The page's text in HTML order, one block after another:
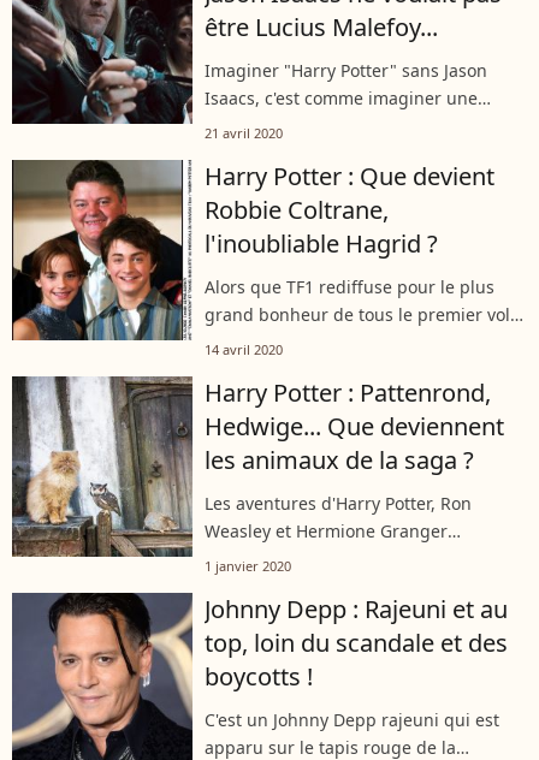
être Lucius Malefoy...
Imaginer "Harry Potter" sans Jason
Isaacs, c'est comme imaginer une
partie de Quidditch sans vif d'or. Mais
comédien ne devienne officiellement...
21 avril 2020
Harry Potter : Que devient
Robbie Coltrane,
l'inoubliable Hagrid ?
Alors que TF1 rediffuse pour le plus
grand bonheur de tous le premier volet
de la saga "Harry Potter", ce mardi 14
pencher sur ce qu'est devenu...
14 avril 2020
Harry Potter : Pattenrond,
Hedwige... Que deviennent
les animaux de la saga ?
Les aventures d'Harry Potter, Ron
Weasley et Hermione Granger
passionnent des millions de moldus à
les films, la saga de sorcellerie est
l'une...
1 janvier 2020
Johnny Depp : Rajeuni et au
top, loin du scandale et des
boycotts !
C'est un Johnny Depp rajeuni qui est
apparu sur le tapis rouge de la